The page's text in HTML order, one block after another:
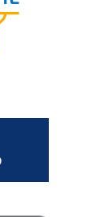
tesz